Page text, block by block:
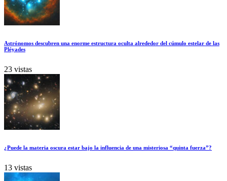
Astrónomos descubren una enorme estructura oculta alrededor del cúmulo estelar de las
Pléyades
23 vistas
¿Puede la materia oscura estar bajo la influencia de una misteriosa “quinta fuerza”?
13 vistas